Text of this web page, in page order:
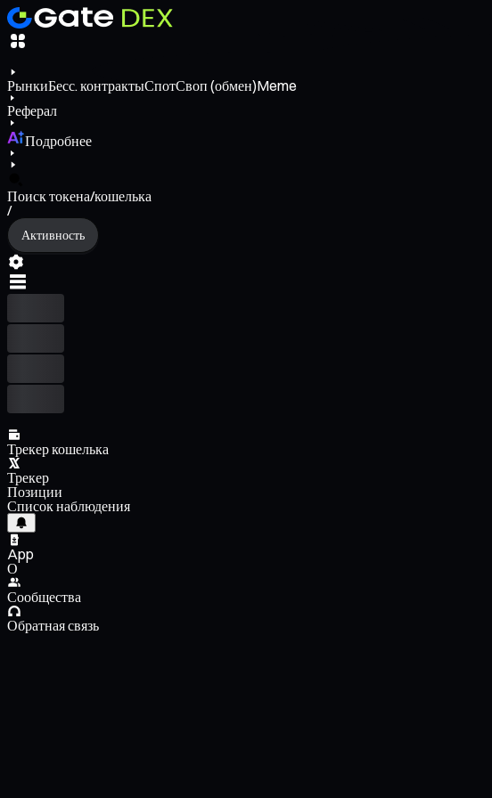
РынкиБесс. контрактыСпотСвоп (обмен)Meme
Реферал
Подробнее
Поиск токена/кошелька
/
Активность
Трекер кошелька
Трекер
Позиции
Список наблюдения
App
О
Сообщества
Обратная связь